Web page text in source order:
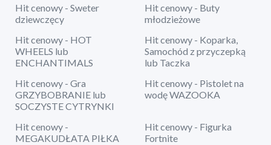
Hit cenowy - Sweter
dziewczęcy
Hit cenowy - Buty
młodzieżowe
Hit cenowy - HOT
WHEELS lub
ENCHANTIMALS
Hit cenowy - Koparka,
Samochód z przyczepką
lub Taczka
Hit cenowy - Gra
GRZYBOBRANIE lub
SOCZYSTE CYTRYNKI
Hit cenowy - Pistolet na
wodę WAZOOKA
Hit cenowy -
MEGAKUDŁATA PIŁKA
Hit cenowy - Figurka
Fortnite